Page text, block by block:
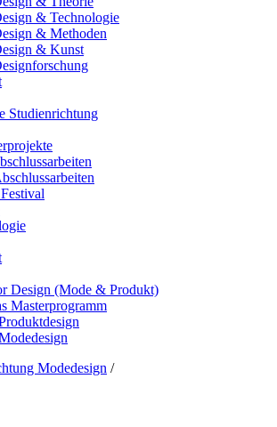
& Technologie
& Methoden
& Kunst
Studienrichtung
Design (Mode & Produkt)
Masterprogramm
Modedesign /